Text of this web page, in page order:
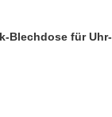
Blechdose für